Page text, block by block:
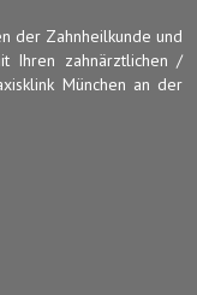
der Zahnheilkunde und
Ihren zahnärztlichen /
München an der